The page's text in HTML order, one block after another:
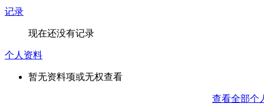
记录
现在还没有记录
个人资料
暂无资料项或无权查看
查看全部个